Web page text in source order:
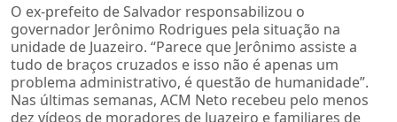
O ex-prefeito de Salvador responsabilizou o
governador Jerônimo Rodrigues pela situação na
unidade de Juazeiro. “Parece que Jerônimo assiste a
tudo de braços cruzados e isso não é apenas um
problema administrativo, é questão de humanidade”.
Nas últimas semanas, ACM Neto recebeu pelo menos
dez vídeos de moradores de Juazeiro e familiares de